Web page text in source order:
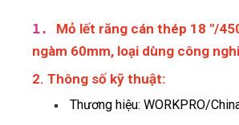
1. Mỏ lết răng cán thép 18 "/
ngàm 60mm, loại dùng công
2. Thông số kỹ thuật:
Thương hiệu: WORKPRO/